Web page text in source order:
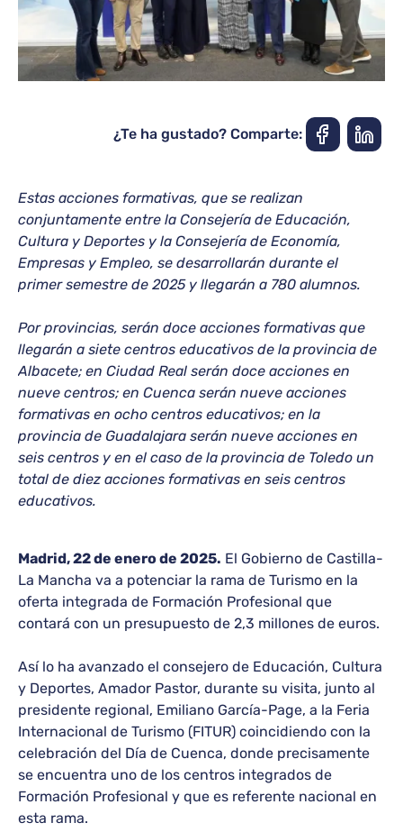
¿Te ha gustado? Comparte:
Estas acciones formativas, que se realizan
conjuntamente entre la Consejería de Educación,
Cultura y Deportes y la Consejería de Economía,
Empresas y Empleo, se desarrollarán durante el
primer semestre de 2025 y llegarán a 780 alumnos.
Por provincias, serán doce acciones formativas que
llegarán a siete centros educativos de la provincia de
Albacete; en Ciudad Real serán doce acciones en
nueve centros; en Cuenca serán nueve acciones
formativas en ocho centros educativos; en la
provincia de Guadalajara serán nueve acciones en
seis centros y en el caso de la provincia de Toledo un
total de diez acciones formativas en seis centros
educativos.
Madrid, 22 de enero de 2025. El Gobierno de Castilla-
La Mancha va a potenciar la rama de Turismo en la
oferta integrada de Formación Profesional que
contará con un presupuesto de 2,3 millones de euros.
Así lo ha avanzado el consejero de Educación, Cultura
y Deportes, Amador Pastor, durante su visita, junto al
presidente regional, Emiliano García-Page, a la Feria
Internacional de Turismo (FITUR) coincidiendo con la
celebración del Día de Cuenca, donde precisamente
se encuentra uno de los centros integrados de
Formación Profesional y que es referente nacional en
esta rama.